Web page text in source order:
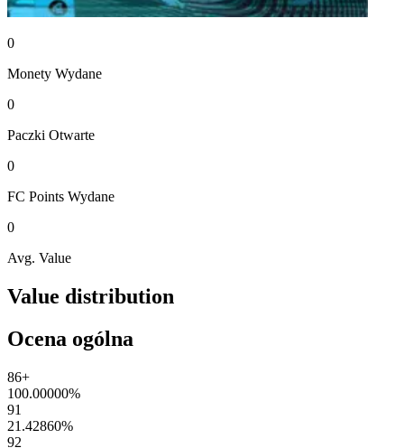
0
Monety Wydane
0
Paczki Otwarte
0
FC Points Wydane
0
Avg. Value
Value distribution
Ocena ogólna
86+
100.00000%
91
21.42860%
92